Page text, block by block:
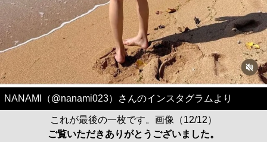
NANAMI（@nanami023）さんのインスタグラムより
これが最後の一枚です。画像（12/12）
ご覧いただきありがとうございました。